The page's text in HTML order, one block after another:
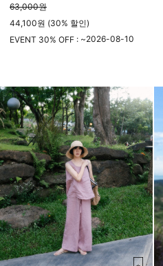
63,000원
44,100원 (30% 할인)
EVENT 30% OFF : ~2026-08-10